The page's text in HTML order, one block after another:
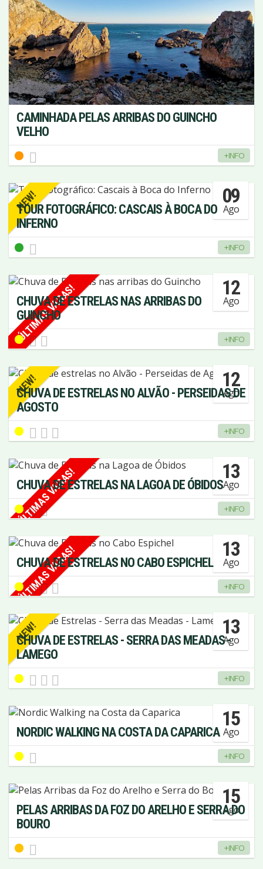
CAMINHADA PELAS ARRIBAS DO GUINCHO
VELHO
+INFO
NEW! 09
Ago
TOUR FOTOGRÁFICO: CASCAIS À BOCA DO
INFERNO
+INFO
ÚLTIMAS VAGAS! 12
Ago
CHUVA DE ESTRELAS NAS ARRIBAS DO
GUINCHO
+INFO
NEW! 12
Ago
CHUVA DE ESTRELAS NO ALVÃO - PERSEIDAS DE
AGOSTO
+INFO
ÚLTIMAS VAGAS! 13
Ago
CHUVA DE ESTRELAS NA LAGOA DE ÓBIDOS
+INFO
ÚLTIMAS VAGAS! 13
Ago
CHUVA DE ESTRELAS NO CABO ESPICHEL
+INFO
NEW! 13
Ago
CHUVA DE ESTRELAS - SERRA DAS MEADAS -
LAMEGO
+INFO
15
Ago
NORDIC WALKING NA COSTA DA CAPARICA
+INFO
15
Ago
PELAS ARRIBAS DA FOZ DO ARELHO E SERRA DO
BOURO
+INFO